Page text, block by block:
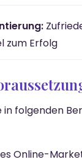
zum Erfolg
folgenden
Online-